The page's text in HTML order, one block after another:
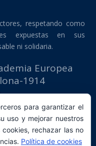
respetando como
expuestas en sus
ni solidaria.
Europea
1914
para garantizar el
uso y mejorar nuestros
rechazar las no
Política de cookies